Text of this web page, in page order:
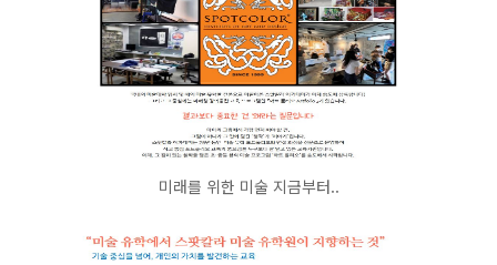
미래를 위한 미술 지금부터..